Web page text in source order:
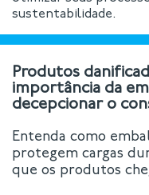
sustentabilidade.
Produtos
importância da
decepcionar o
Entenda como
protegem cargas
que os produtos